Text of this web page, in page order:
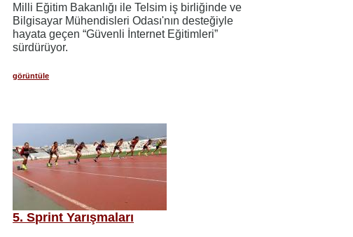
Milli Eğitim Bakanlığı ile Telsim iş birliğinde ve
Bilgisayar Mühendisleri Odası'nın desteğiyle
hayata geçen “Güvenli İnternet Eğitimleri”
sürdürüyor.
görüntüle
5. Sprint Yarışmaları